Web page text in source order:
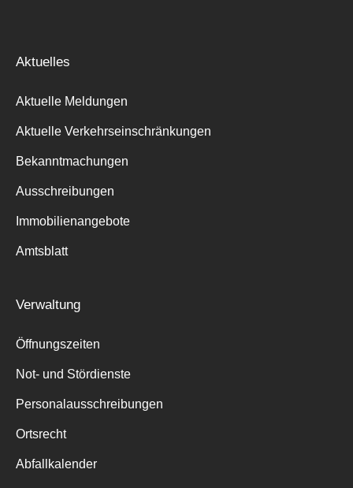
Aktuelles
Aktuelle Meldungen
Aktuelle Verkehrseinschränkungen
Bekanntmachungen
Ausschreibungen
Immobilienangebote
Amtsblatt
Verwaltung
Öffnungszeiten
Not- und Stördienste
Personalausschreibungen
Ortsrecht
Abfallkalender